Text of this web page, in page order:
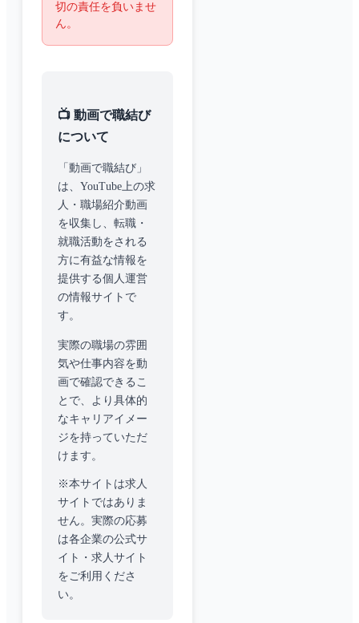
切の責任を負いませ
ん。
📺 動画で職結び
について
「動画で職結び」
は、YouTube上の求
人・職場紹介動画
を収集し、転職・
就職活動をされる
方に有益な情報を
提供する個人運営
の情報サイトで
す。
実際の職場の雰囲
気や仕事内容を動
画で確認できるこ
とで、より具体的
なキャリアイメー
ジを持っていただ
けます。
※本サイトは求人
サイトではありま
せん。実際の応募
は各企業の公式サ
イト・求人サイト
をご利用くださ
い。